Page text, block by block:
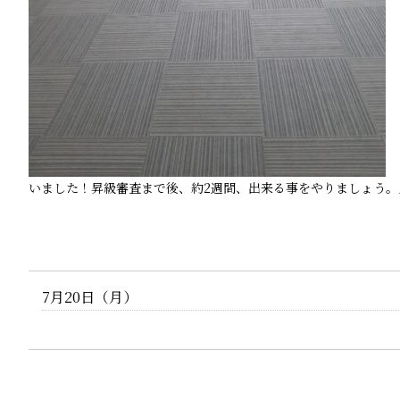
いました！昇級審査まで後、約2週間、出来る事をやりましょう
7月20日（月）